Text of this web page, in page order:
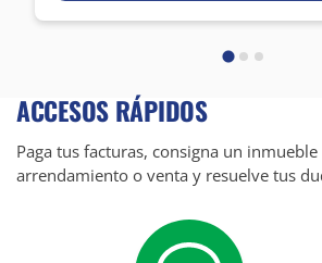
ACCESOS RÁPIDOS
Paga tus facturas, consigna un inmueble
arrendamiento o venta y resuelve tus